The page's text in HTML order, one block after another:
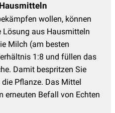
wollen, können
aus Hausmitteln
Milch (am besten
1:8 und füllen das
Damit bespritzen Sie
Pflanze. Das Mittel
erneuten Befall von Echten